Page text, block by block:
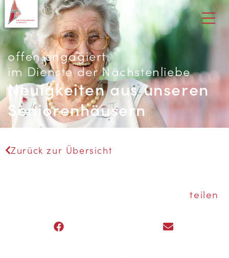
offen.engagiert
im Dienste der Nächstenliebe
Neuigkeiten aus unseren
Seniorenhäusern
Zurück zur Übersicht
teilen